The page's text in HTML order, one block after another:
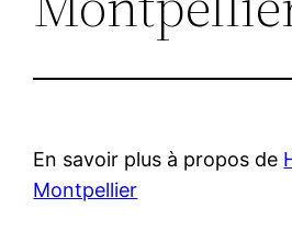
En savoir plus à propos de
Montpellier